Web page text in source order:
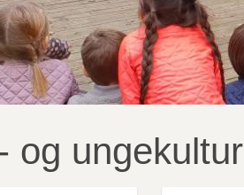
og ungekultur